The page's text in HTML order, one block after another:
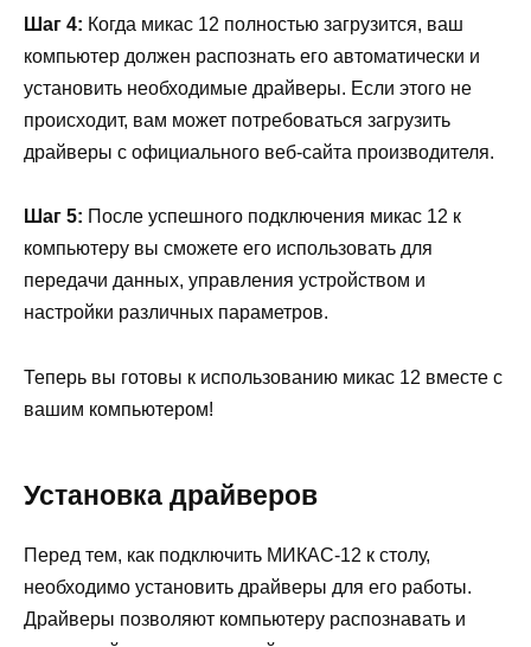
Шаг 4: Когда микас 12 полностью загрузится, ваш
компьютер должен распознать его автоматически и
установить необходимые драйверы. Если этого не
происходит, вам может потребоваться загрузить
драйверы с официального веб-сайта производителя.
Шаг 5: После успешного подключения микас 12 к
компьютеру вы сможете его использовать для
передачи данных, управления устройством и
настройки различных параметров.
Теперь вы готовы к использованию микас 12 вместе с
вашим компьютером!
Установка драйверов
Перед тем, как подключить МИКАС-12 к столу,
необходимо установить драйверы для его работы.
Драйверы позволяют компьютеру распознавать и